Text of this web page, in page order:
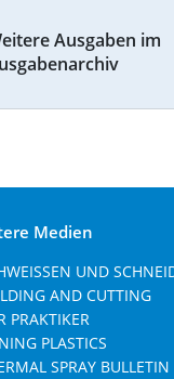
Ausgaben im
Medien
UND
AND CUTTING
PRAKTIKER
PLASTICS
SPRAY BULLETIN